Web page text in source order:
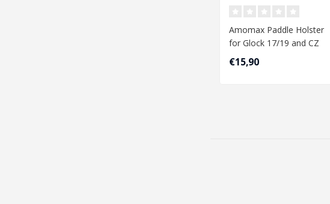
Amomax Paddle Holster
for Glock 17/19 and CZ
P10C with Red Dot Sight -
Black..
€15,90